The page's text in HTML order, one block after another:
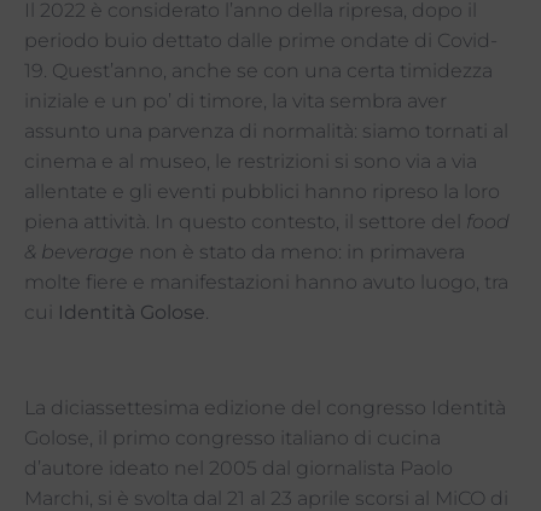
Il 2022 è considerato l’anno della ripresa, dopo il
periodo buio dettato dalle prime ondate di Covid-
19. Quest’anno, anche se con una certa timidezza
iniziale e un po’ di timore, la vita sembra aver
assunto una parvenza di normalità: siamo tornati al
cinema e al museo, le restrizioni si sono via a via
allentate e gli eventi pubblici hanno ripreso la loro
piena attività. In questo contesto, il settore del food
& beverage non è stato da meno: in primavera
molte fiere e manifestazioni hanno avuto luogo, tra
cui
Identità Golose
La diciassettesima edizione del congresso Identità
Golose, il primo congresso italiano di cucina
d’autore ideato nel 2005 dal giornalista Paolo
Marchi, si è svolta dal 21 al 23 aprile scorsi al MiCO di